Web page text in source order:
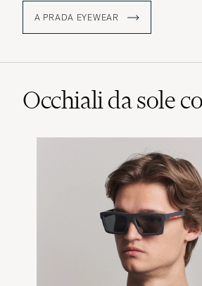
A PRADA EYEWEAR
Occhiali da sole